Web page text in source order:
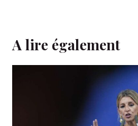
A lire également